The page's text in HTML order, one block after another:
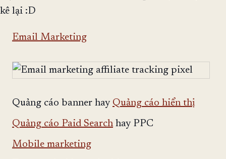
kê lại :D
Email Marketing
Quảng cáo banner hay Quảng cáo hiển thị
Quảng cáo Paid Searchhay PPC
Mobile marketing